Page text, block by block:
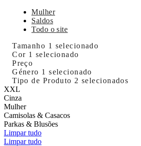
Mulher
Saldos
Todo o site
Tamanho 1 selecionado
Cor 1 selecionado
Preço
Género 1 selecionado
Tipo de Produto 2 selecionados
XXL
Cinza
Mulher
Camisolas & Casacos
Parkas & Blusões
Limpar tudo
Limpar tudo